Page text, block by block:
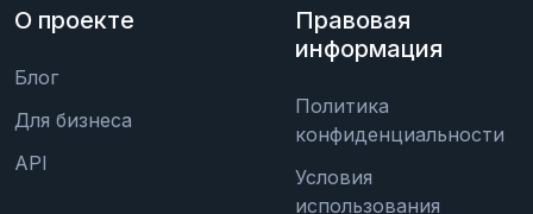
О проекте
Блог
Для бизнеса
API
Правовая
информация
Политика
конфиденциальности
Условия
использования